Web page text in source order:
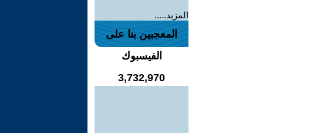
المزيد.....
المعجبين بنا على
الفيسبوك
3,732,970